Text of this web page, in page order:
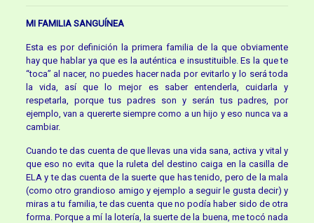
MI FAMILIA SANGUÍNEA
Esta es por definición la primera familia de la que obviamente
hay que hablar ya que es la auténtica e insustituible. Es la que te
“toca” al nacer, no puedes hacer nada por evitarlo y lo será toda
la vida, así que lo mejor es saber entenderla, cuidarla y
respetarla, porque tus padres son y serán tus padres, por
ejemplo, van a quererte siempre como a un hijo y eso nunca va a
cambiar.
Cuando te das cuenta de que llevas una vida sana, activa y vital y
que eso no evita que la ruleta del destino caiga en la casilla de
ELA y te das cuenta de la suerte que has tenido, pero de la mala
(como otro grandioso amigo y ejemplo a seguir le gusta decir) y
miras a tu familia, te das cuenta que no podía haber sido de otra
forma. Porque a mí la lotería, la suerte de la buena, me tocó nada